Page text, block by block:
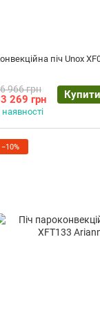
піч Unox
966 грн
269 грн Купити
наявності
−10%